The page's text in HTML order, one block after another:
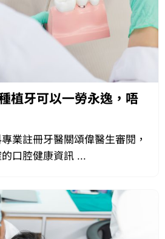
植牙可以一勞永逸，唔
業註冊牙醫關頌偉醫生審閱，
口腔健康資訊 ...